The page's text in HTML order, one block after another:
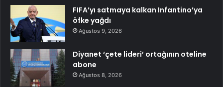
FIFA’yı satmaya kalkan Infantino’ya
öfke yağdı
Ağustos 9, 2026
Diyanet ‘çete lideri’ ortağının oteline
abone
Ağustos 8, 2026